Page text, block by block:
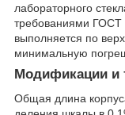
лабораторного
требованиями ГОСТ
выполняется по
минимальную
Модификации и
Общая длина